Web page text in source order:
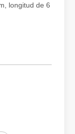
longitud de 6